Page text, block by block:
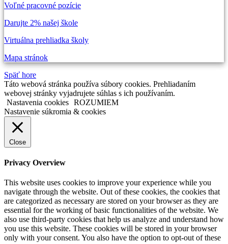
Voľné pracovné pozície
Darujte 2% našej škole
Virtuálna prehliadka školy
Mapa stránok
Späť hore
Táto webová stránka používa súbory cookies. Prehliadaním
webovej stránky vyjadrujete súhlas s ich používaním.
Nastavenia cookies ROZUMIEM
Nastavenie súkromia & cookies
Close
Privacy Overview
This website uses cookies to improve your experience while you
navigate through the website. Out of these cookies, the cookies that
are categorized as necessary are stored on your browser as they are
essential for the working of basic functionalities of the website. We
also use third-party cookies that help us analyze and understand how
you use this website. These cookies will be stored in your browser
only with your consent. You also have the option to opt-out of these